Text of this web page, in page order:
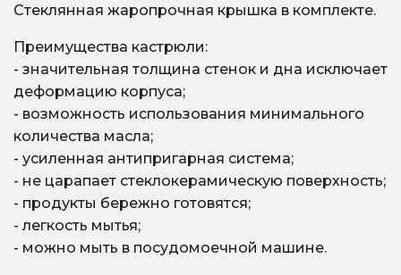
Стеклянная жаропрочная крышка в комплекте.
Преимущества кастрюли:
- значительная толщина стенок и дна исключает
деформацию корпуса;
- возможность использования минимального
количества масла;
- усиленная антипригарная система;
- не царапает стеклокерамическую поверхность;
- продукты бережно готовятся;
- легкость мытья;
- можно мыть в посудомоечной машине.